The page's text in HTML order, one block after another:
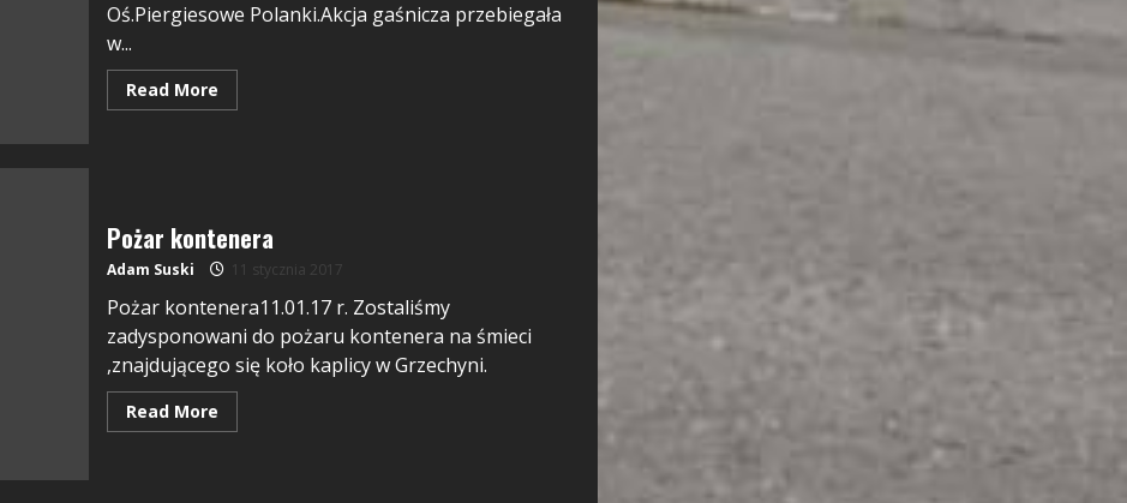
Oś.Piergiesowe Polanki.Akcja gaśnicza przebiegała
w...
Read More
Pożar kontenera
Adam Suski 11 stycznia 2017
Pożar kontenera11.01.17 r. Zostaliśmy
zadysponowani do pożaru kontenera na śmieci
,znajdującego się koło kaplicy w Grzechyni.
Read More